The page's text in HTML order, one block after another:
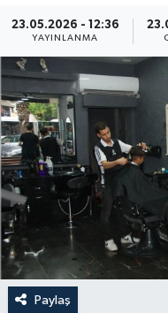
23.05.2026 - 12:36
YAYINLANMA
Paylaş
Yaşam
Anali̇z
Bi̇li̇m & Teknoloji̇
Dünya
Eği̇ti̇m